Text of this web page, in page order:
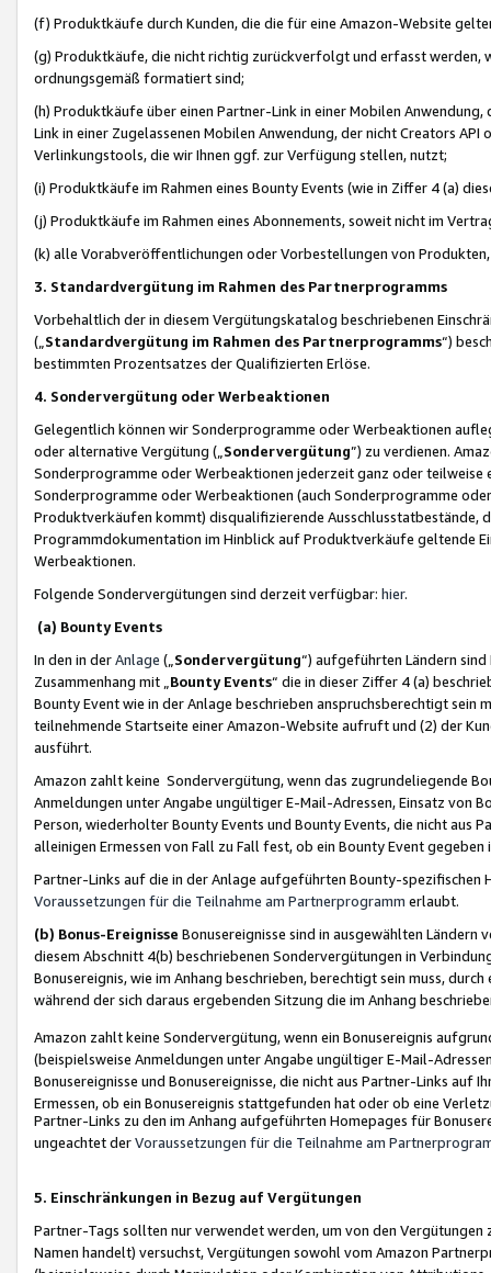
(f) Produktkäufe durch Kunden, die die für eine Amazon-Website
(g) Produktkäufe, die nicht richtig zurückverfolgt und erfasst werden,
ordnungsgemäß formatiert sind;
(h) Produktkäufe über einen Partner-Link in einer Mobilen
Link in einer Zugelassenen Mobilen Anwendung, der nicht Creators
Verlinkungstools, die wir Ihnen ggf. zur Verfügung stellen, nutzt;
(i) Produktkäufe im Rahmen eines Bounty Events (wie in Ziffer 4 (a)
(j) Produktkäufe im Rahmen eines Abonnements, soweit nicht im
(k) alle Vorabveröffentlichungen oder Vorbestellungen von
3. Standardvergütung im Rahmen des Partnerprogramms
Vorbehaltlich der in diesem Vergütungskatalog beschriebenen
(„ Standardvergütung im Rahmen des Partnerprogramms“)
bestimmten Prozentsatzes der Qualifizierten Erlöse.
4. Sondervergütung oder Werbeaktionen
Gelegentlich können wir Sonderprogramme oder Werbeaktionen
oder alternative Vergütung („ Sondervergütung”) zu verdienen.
Sonderprogramme oder Werbeaktionen jederzeit ganz oder
Sonderprogramme oder Werbeaktionen (auch Sonderprogramme
Produktverkäufen kommt) disqualifizierende Ausschlusstatbestände,
Programmdokumentation im Hinblick auf Produktverkäufe geltende
Werbeaktionen.
Folgende Sondervergütungen sind derzeit verfügbar: hier.
(a) Bounty Events
In den in derAnlage („ Sondervergütung“) aufgeführten Ländern
Zusammenhang mit „ Bounty Events“ die in dieser Ziffer 4 (a)
Bounty Event wie in der Anlage beschrieben anspruchsberechtigt sein
teilnehmende Startseite einer Amazon-Website aufruft und (2) der
ausführt.
Amazon zahlt keine Sondervergütung, wenn das zugrundeliegende
Anmeldungen unter Angabe ungültiger E-Mail-Adressen, Einsatz von
Person, wiederholter Bounty Events und Bounty Events, die nicht
alleinigen Ermessen von Fall zu Fall fest, ob ein Bounty Event
Partner-Links auf die in der Anlage aufgeführten Bounty-spezifischen
Voraussetzungen für die Teilnahme am Partnerprogramm erlaubt.
(b) Bonus-Ereignisse Bonusereignisse sind in ausgewählten Ländern
diesem Abschnitt 4(b) beschriebenen Sondervergütungen in
Bonusereignis, wie im Anhang beschrieben, berechtigt sein muss,
während der sich daraus ergebenden Sitzung die im Anhang
Amazon zahlt keine Sondervergütung, wenn ein Bonusereignis
(beispielsweise Anmeldungen unter Angabe ungültiger E-Mail-
Bonusereignisse und Bonusereignisse, die nicht aus Partner-Links auf
Ermessen, ob ein Bonusereignis stattgefunden hat oder ob eine
Partner-Links zu den im Anhang aufgeführten Homepages für
ungeachtet derVoraussetzungen für die Teilnahme am
5. Einschränkungen in Bezug auf Vergütungen
Partner-Tags sollten nur verwendet werden, um von den
Namen handelt) versuchst, Vergütungen sowohl vom Amazon